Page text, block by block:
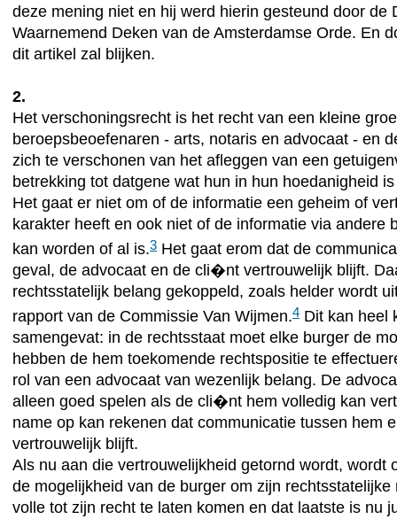
deze mening niet en hij werd hierin gesteund door de
Waarnemend Deken van de Amsterdamse Orde. En
dit artikel zal blijken.
2.
Het verschoningsrecht is het recht van een kleine
beroepsbeoefenaren - arts, notaris en advocaat - en
zich te verschonen van het afleggen van een
betrekking tot datgene wat hun in hun hoedanigheid
Het gaat er niet om of de informatie een geheim of
karakter heeft en ook niet of de informatie via andere
kan worden of al is.3 Het gaat erom dat de
geval, de advocaat en de cli�nt vertrouwelijk blijft.
rechtsstatelijk belang gekoppeld, zoals helder wordt
rapport van de Commissie Van Wijmen.4 Dit kan heel
samengevat: in de rechtsstaat moet elke burger de
hebben de hem toekomende rechtspositie te
rol van een advocaat van wezenlijk belang. De
alleen goed spelen als de cli�nt hem volledig kan
name op kan rekenen dat communicatie tussen hem
vertrouwelijk blijft.
Als nu aan die vertrouwelijkheid getornd wordt, wordt
de mogelijkheid van de burger om zijn rechtsstatelijke
volle tot zijn recht te laten komen en dat laatste is nu